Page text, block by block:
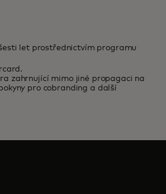
let prostřednictvím programu
zahrnující mimo jiné propagaci na
pro cobranding a další